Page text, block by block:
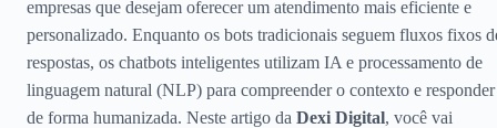
empresas que desejam oferecer um atendimento mais eficiente e
personalizado. Enquanto os bots tradicionais seguem fluxos fixos
respostas, os chatbots inteligentes utilizam IA e processamento de
linguagem natural (NLP) para compreender o contexto e responder
de forma humanizada. Neste artigo da Dexi Digital, você vai